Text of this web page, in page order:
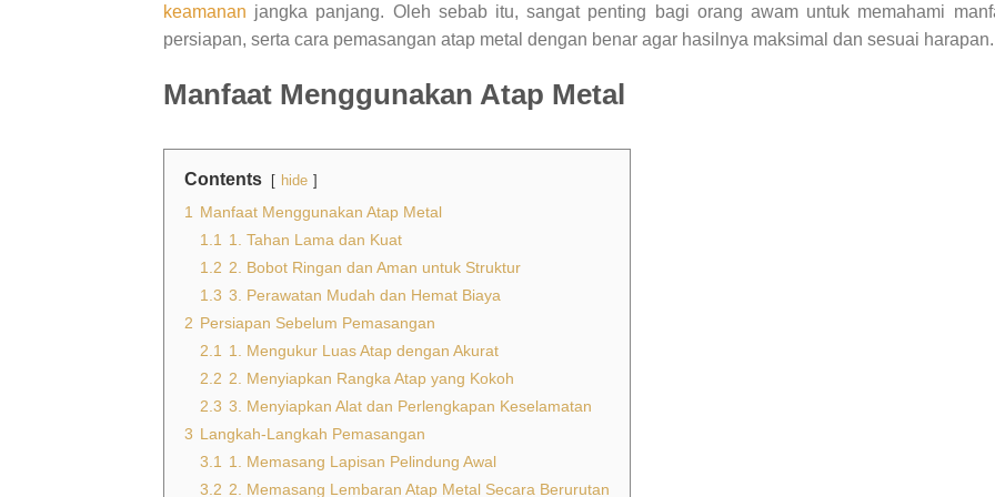
keamanan jangka panjang. Oleh sebab itu, sangat penting bagi orang awam untuk memahami
persiapan, serta cara pemasangan atap metal dengan benar agar hasilnya maksimal dan sesuai harapan.
Manfaat Menggunakan Atap Metal
Contents hide
1
Manfaat Menggunakan Atap Metal
1.1
1. Tahan Lama dan Kuat
1.2 2. Bobot Ringan dan Aman untuk Struktur
1.3 3. Perawatan Mudah dan Hemat Biaya
2 Persiapan Sebelum Pemasangan
2.1
1. Mengukur Luas Atap dengan Akurat
2.2 2. Menyiapkan Rangka Atap yang Kokoh
2.3 3. Menyiapkan Alat dan Perlengkapan Keselamatan
3 Langkah-Langkah Pemasangan
3.1
1. Memasang Lapisan Pelindung Awal
3.2 2. Memasang Lembaran Atap Metal Secara Berurutan